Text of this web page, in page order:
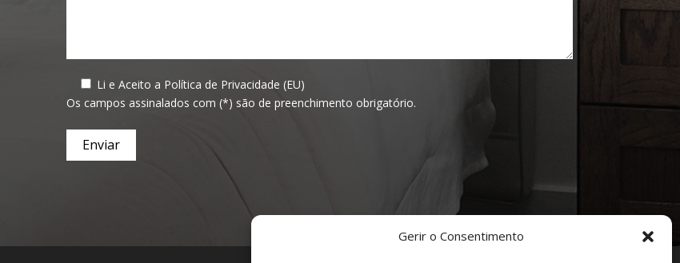
Gerir o Consentimento
Li e Aceito a Política de Privacidade (EU)
Os campos assinalados com (*) são de preenchimento obrigatório.